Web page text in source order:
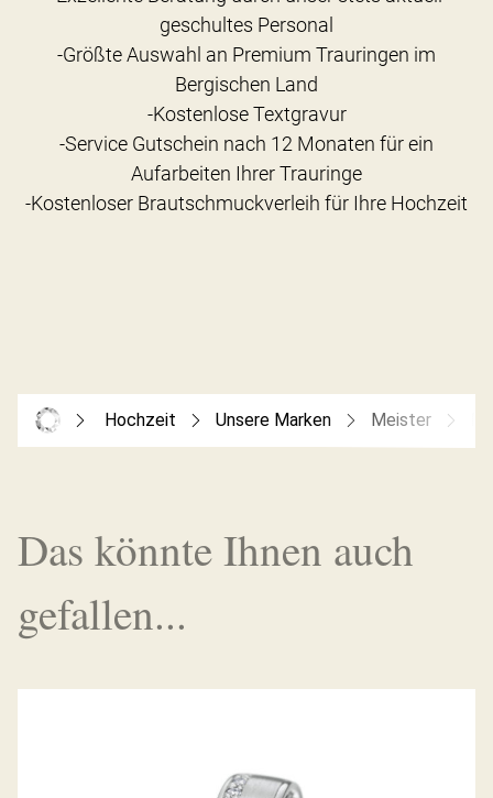
geschultes Personal
-Größte Auswahl an Premium Trauringen im
Bergischen Land
-Kostenlose Textgravur
-Service Gutschein nach 12 Monaten für ein
Aufarbeiten Ihrer Trauringe
Hochzeit Unsere Marken Meister
Das könnte Ihnen auch
gefallen...